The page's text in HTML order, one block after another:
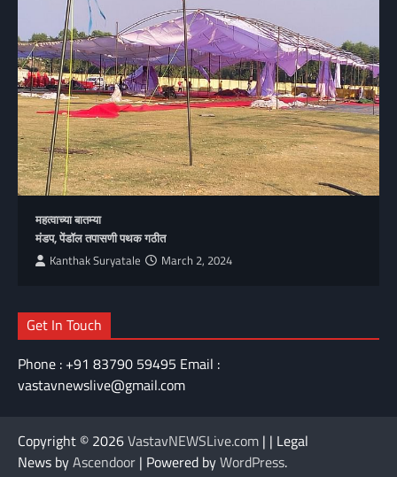
महत्वाच्या बातम्या
मंडप, पेंडॉल तपासणी पथक गठीत
Kanthak Suryatale March 2, 2024
Get In Touch
Phone : +91 83790 59495 Email :
vastavnewslive@gmail.com
Copyright © 2026VastavNEWSLive.com | | Legal
News byAscendoor | Powered byWordPress.